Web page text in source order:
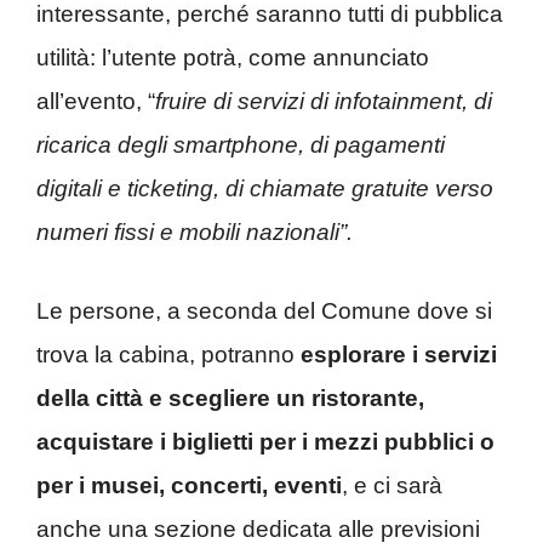
interessante, perché saranno tutti di pubblica
utilità: l’utente potrà, come annunciato
all’evento, “fruire di servizi di infotainment, di
ricarica degli smartphone, di pagamenti
digitali e ticketing, di chiamate gratuite verso
numeri fissi e mobili nazionali”.
Le persone, a seconda del Comune dove si
trova la cabina, potranno esplorare i servizi
della città e scegliere un ristorante,
acquistare i biglietti per i mezzi pubblici o
per i musei, concerti, eventi, e ci sarà
anche una sezione dedicata alle previsioni